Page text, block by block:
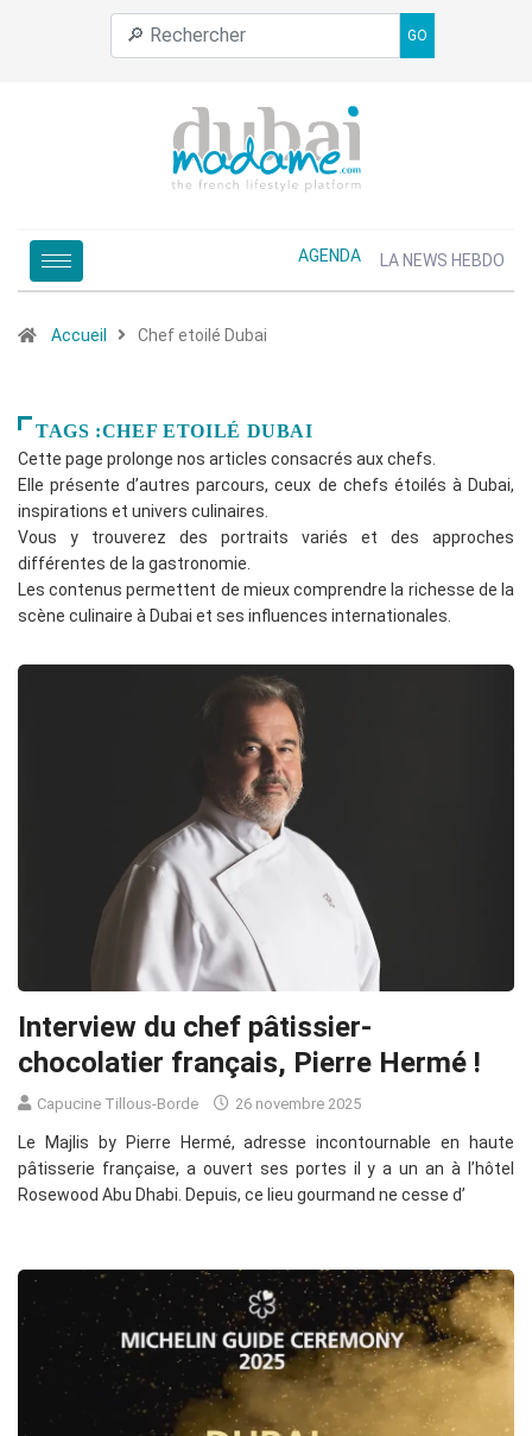
GO
AGENDA LA NEWS HEBDO
Accueil Chef etoilé Dubai
TAGS :CHEF ETOILÉ DUBAI
Cette page prolonge nos articles consacrés aux chefs.
Elle présente d’autres parcours, ceux de chefs étoilés à Dubai,
inspirations et univers culinaires.
Vous y trouverez des portraits variés et des approches
différentes de la gastronomie.
Les contenus permettent de mieux comprendre la richesse de la
scène culinaire à Dubai et ses influences internationales.
Interview du chef pâtissier-
chocolatier français, Pierre Hermé !
Capucine Tillous-Borde 26 novembre 2025
Le Majlis by Pierre Hermé, adresse incontournable en haute
pâtisserie française, a ouvert ses portes il y a un an à l’hôtel
Rosewood Abu Dhabi. Depuis, ce lieu gourmand ne cesse d’